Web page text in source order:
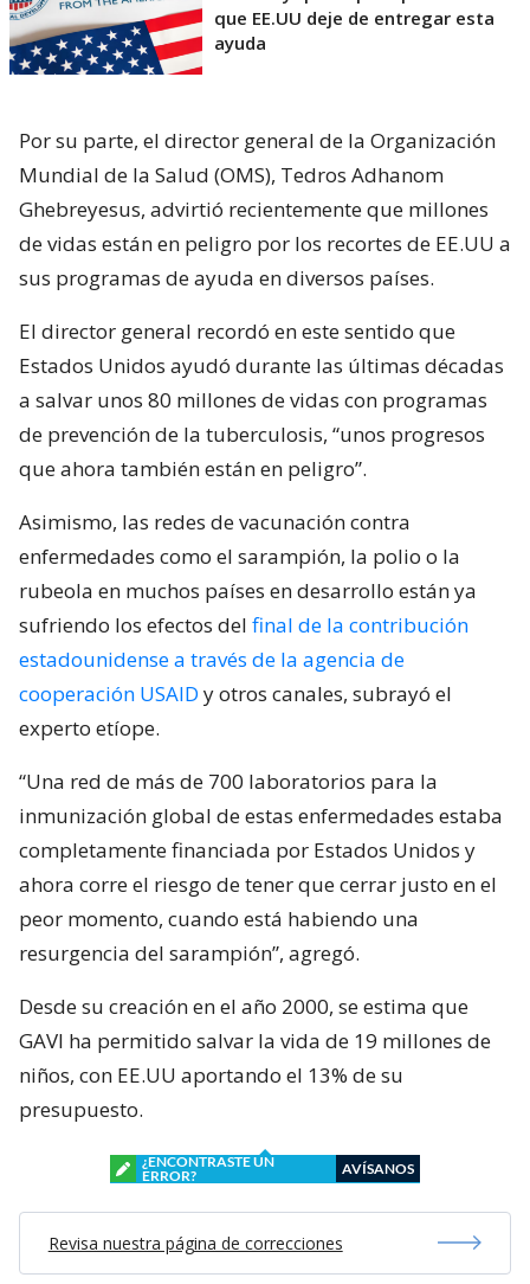
que EE.UU deje de entregar esta
ayuda
Por su parte, el director general de la Organización
Mundial de la Salud (OMS), Tedros Adhanom
Ghebreyesus, advirtió recientemente que millones
de vidas están en peligro por los recortes de EE.UU a
sus programas de ayuda en diversos países.
El director general recordó en este sentido que
Estados Unidos ayudó durante las últimas décadas
a salvar unos 80 millones de vidas con programas
de prevención de la tuberculosis, “unos progresos
que ahora también están en peligro”.
Asimismo, las redes de vacunación contra
enfermedades como el sarampión, la polio o la
rubeola en muchos países en desarrollo están ya
sufriendo los efectos del final de la contribución
estadounidense a través de la agencia de
cooperación USAID y otros canales, subrayó el
experto etíope.
“Una red de más de 700 laboratorios para la
inmunización global de estas enfermedades estaba
completamente financiada por Estados Unidos y
ahora corre el riesgo de tener que cerrar justo en el
peor momento, cuando está habiendo una
resurgencia del sarampión”, agregó.
Desde su creación en el año 2000, se estima que
GAVI ha permitido salvar la vida de 19 millones de
niños, con EE.UU aportando el 13% de su
presupuesto.
¿ENCONTRASTE UN
ERROR?
AVÍSANOS
Revisa nuestra página de correcciones